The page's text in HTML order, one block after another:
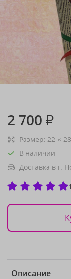
2 700 ₽
Размер: 22 × 28
В наличии
Доставка в г.
Описание